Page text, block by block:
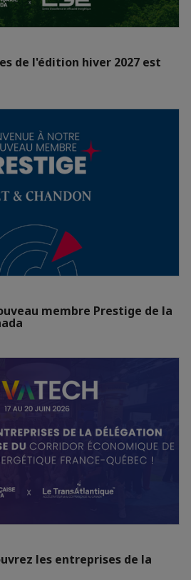
de l'édition hiver 2027 est
membre Prestige de la
les entreprises de la